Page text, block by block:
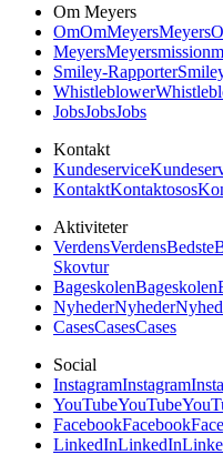
Om Meyers
OmOmMeyersMeyers
MeyersMeyersmission
Smiley-Rapporter
Whistleblower
JobsJobsJobs
Kontakt
Kundeservice
KontaktKontaktosos
Aktiviteter
VerdensVerdensBedste
Skovtur
BageskolenBageskolen
NyhederNyheder
CasesCasesCases
Social
InstagramInstagram
YouTubeYouTube
FacebookFacebook
LinkedInLinkedIn